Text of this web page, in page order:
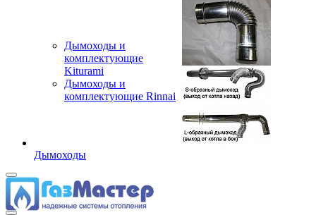
Дымоходы и
комплектующие
Kiturami
Дымоходы и
комплектующие Rinnai
Дымоходы